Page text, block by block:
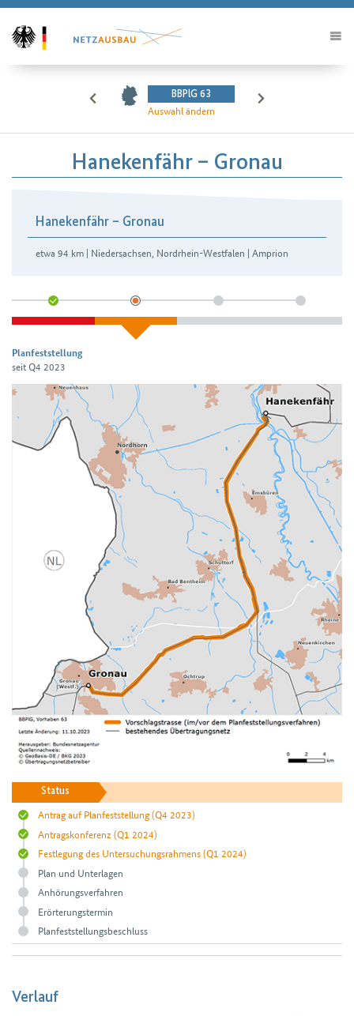
BBPlG 63
Auswahl ändern
Hanekenfähr – Gronau
Hanekenfähr – Gronau
etwa 94 km | Niedersachsen, Nordrhein-Westfalen | Amprion
Planfeststellung
seit Q4 2023
Status
Antrag auf Planfeststellung(Q4 2023)
Antragskonferenz (Q1 2024)
Festlegung des Untersuchungsrahmens(Q1 2024)
Plan und Unterlagen
Anhörungsverfahren
Erörterungstermin
Planfeststellungsbeschluss
Verlauf